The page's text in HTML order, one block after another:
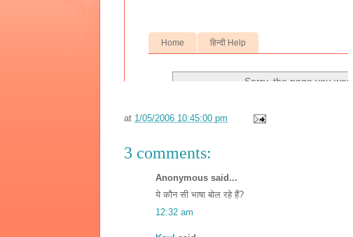
at 1/05/2006 10:45:00 pm
3 comments:
Anonymous said...
ये कौन सी भाषा बोल रहे हैं?
12:32 am